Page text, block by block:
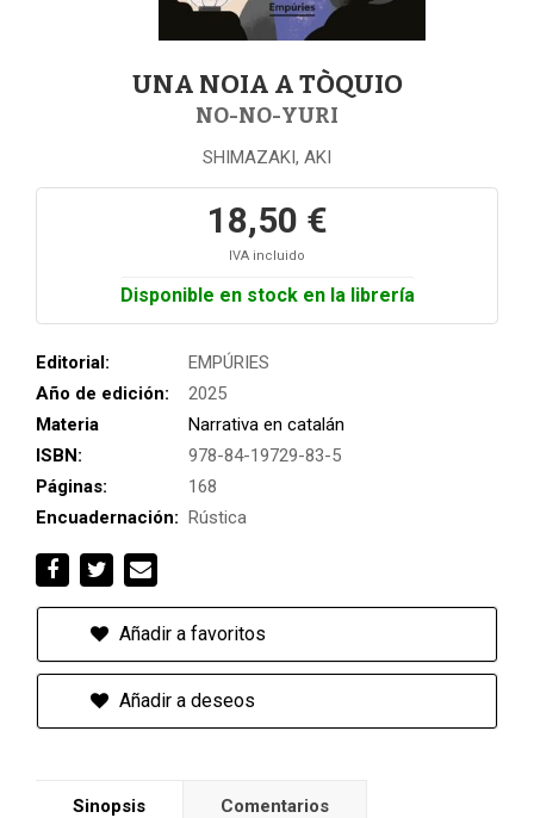
UNA NOIA A TÒQUIO
NO-NO-YURI
SHIMAZAKI, AKI
18,50 €
IVA incluido
Disponible en stock en la librería
Editorial:
EMPÚRIES
Año de edición:
2025
Materia
Narrativa en catalán
ISBN:
978-84-19729-83-5
Páginas:
168
Encuadernación: Rústica
Añadir a favoritos
Añadir a deseos
Sinopsis Comentarios